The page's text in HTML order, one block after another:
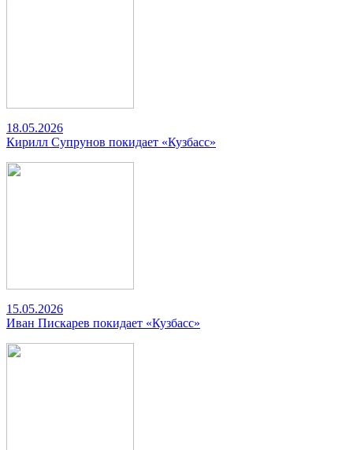
18.05.2026
Кирилл Супрунов покидает «Кузбасс»
15.05.2026
Иван Пискарев покидает «Кузбасс»